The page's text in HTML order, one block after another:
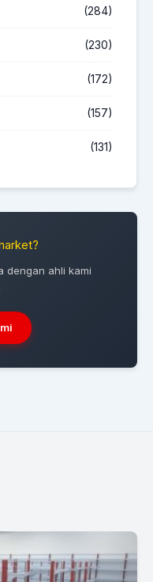
(284)
(230)
(172)
(157)
(131)
dengan ahli kami